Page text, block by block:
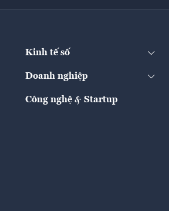
Kinh tế số
Doanh nghiệp
Công nghệ & Startup